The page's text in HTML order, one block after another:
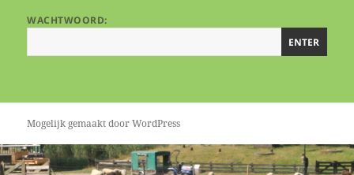
WACHTWOORD:
Mogelijk gemaakt door WordPress